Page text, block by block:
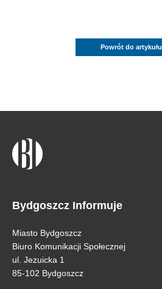
Powrót do artykułu
Bydgoszcz Informuje
Miasto Bydgoszcz
Biuro Komunikacji Społecznej
ul. Jezuicka 1
85-102 Bydgoszcz